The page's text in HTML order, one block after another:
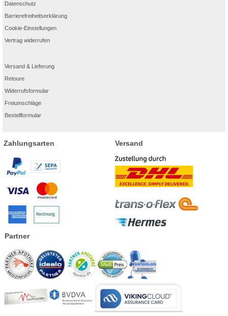
Datenschutz
Barrierefreiheitserklärung
Cookie-Einstellungen
Vertrag widerrufen
Versand & Lieferung
Retoure
Widerrufsformular
Freiumschläge
Bestellformular
Zahlungsarten Versand
Partner